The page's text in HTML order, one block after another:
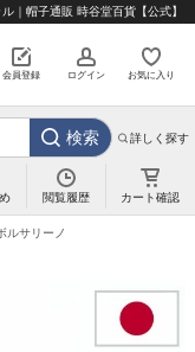
｜帽子通販 時谷堂百貨【公式】
会員登録 ログイン お気に入り
検索 詳しく探す
閲覧履歴 カート確認
ルサリーノ